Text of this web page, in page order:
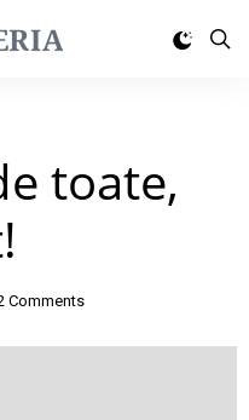
toate,
Comments